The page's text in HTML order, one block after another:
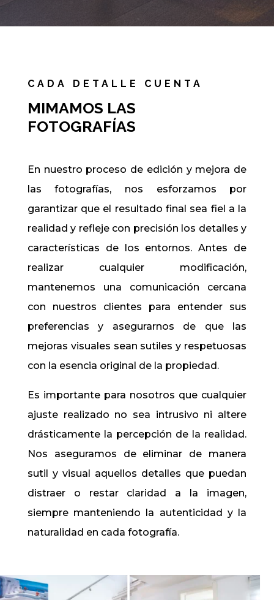
CADA DETALLE CUENTA
MIMAMOS LAS
FOTOGRAFÍAS
En nuestro proceso de edición y mejora de
las fotografías, nos esforzamos por
garantizar que el resultado final sea fiel a la
realidad y refleje con precisión los detalles y
características de los entornos. Antes de
realizar cualquier modificación,
mantenemos una comunicación cercana
con nuestros clientes para entender sus
preferencias y asegurarnos de que las
mejoras visuales sean sutiles y respetuosas
con la esencia original de la propiedad.
Es importante para nosotros que cualquier
ajuste realizado no sea intrusivo ni altere
drásticamente la percepción de la realidad.
Nos aseguramos de eliminar de manera
sutil y visual aquellos detalles que puedan
distraer o restar claridad a la imagen,
siempre manteniendo la autenticidad y la
naturalidad en cada fotografía.